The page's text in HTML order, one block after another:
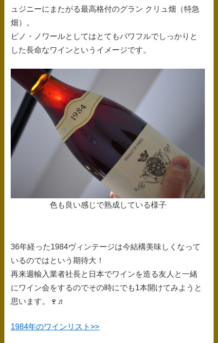
ュジニーにまたがる最高格付のグラン クリュ畑（特急
畑）。
ピノ・ノワールとしてはとてもパワフルでしっかりと
した長命なワインというイメージです。
色も良い感じで熟成している様子
36年経った1984ヴィンテージは今結構美味しくなって
いるのではという期待大！
再来週輸入業者社長と日本でワインを造る友人と一緒
にワイン会をするのでその時にでも1本開けてみようと
思います。🍷♬
1984年のワインリスト>>